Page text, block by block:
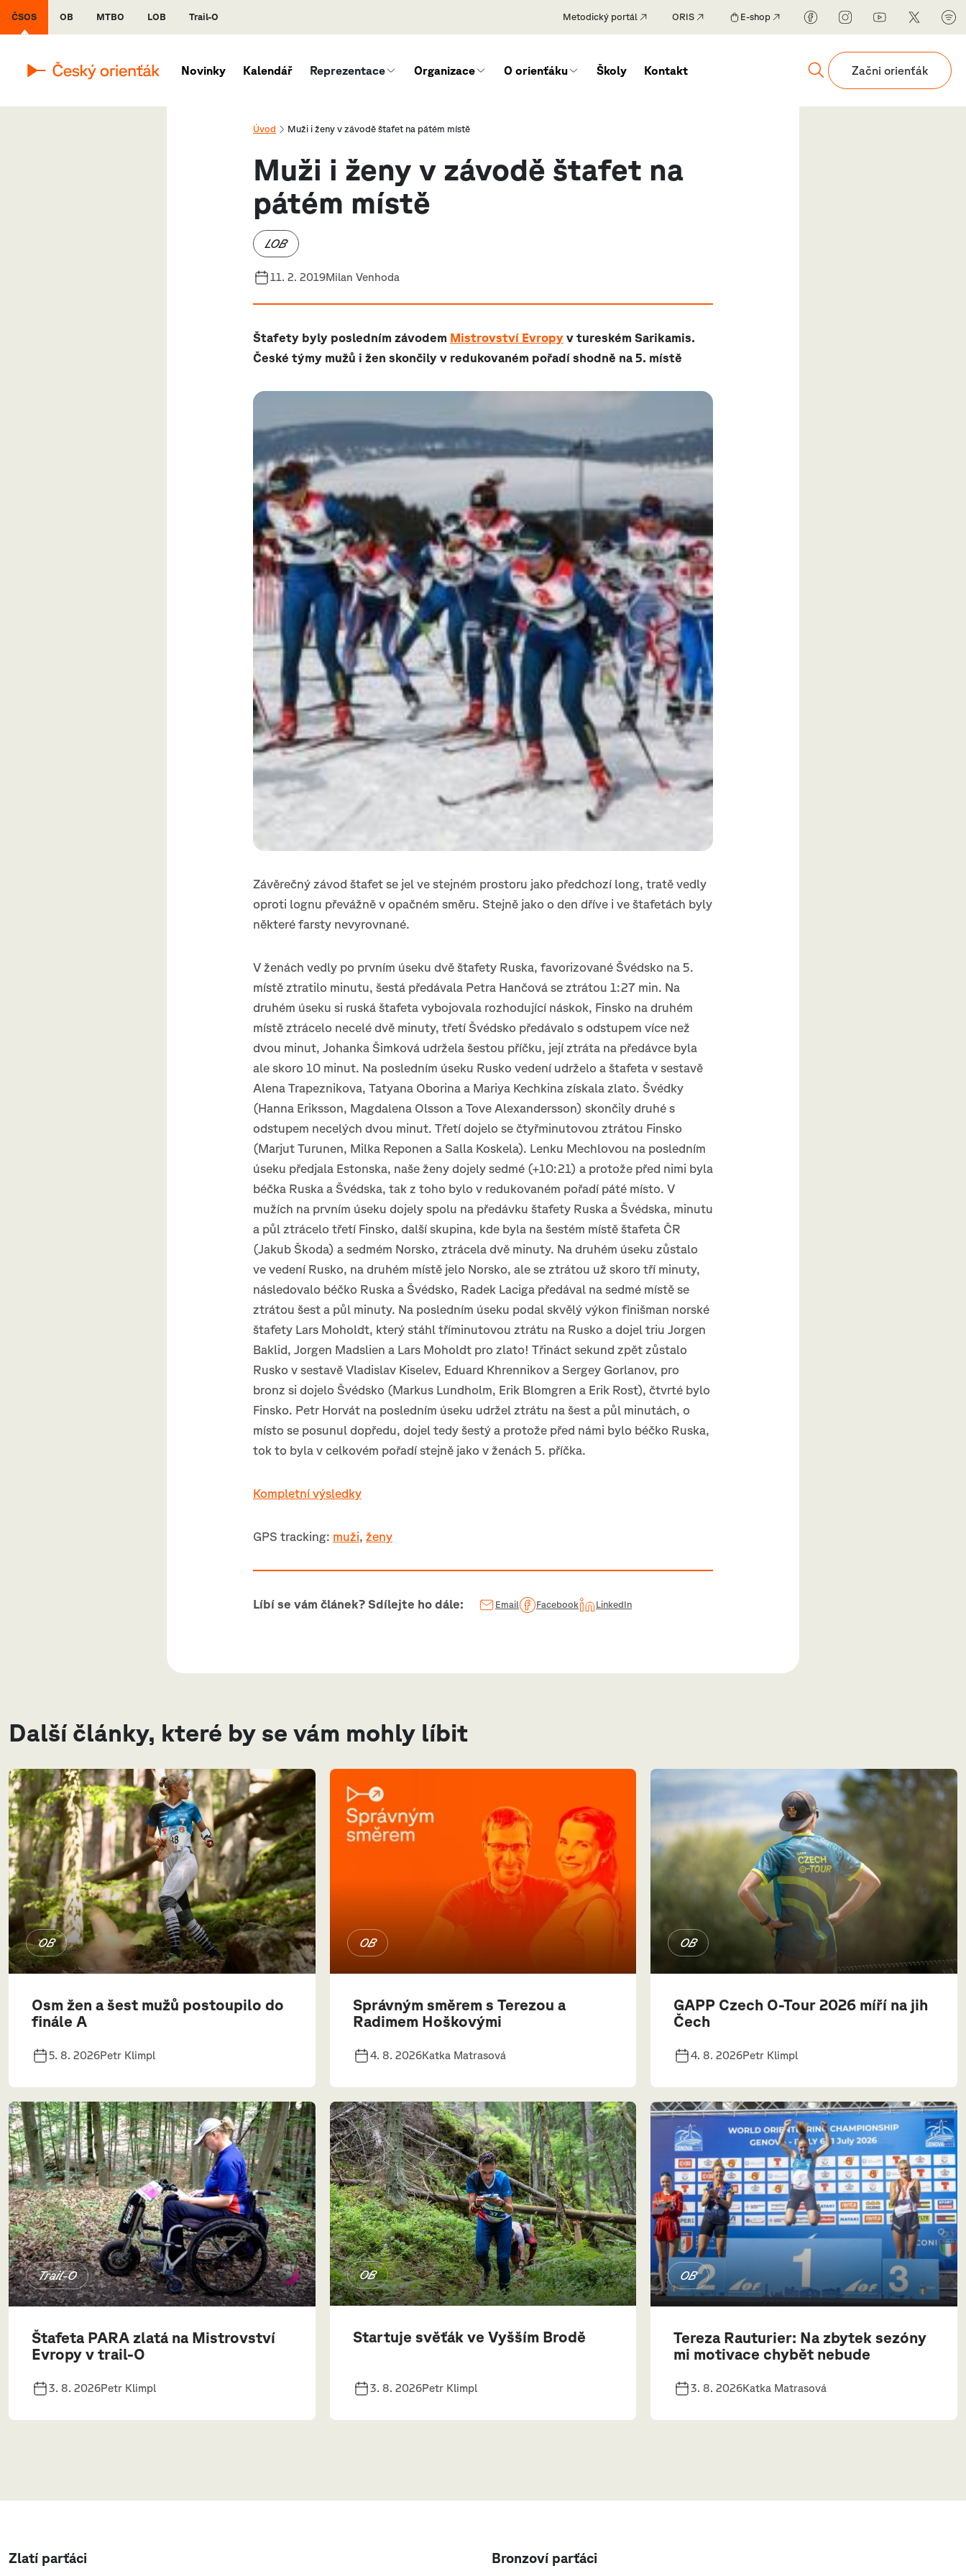
ČSOS OB MTBO LOB Trail-O Metodický portál ORIS E-shop
Novinky Kalendář Reprezentace Organizace O orienťáku Školy Kontakt Začni orienťák
Úvod Muži i ženy v závodě štafet na pátém místě
Muži i ženy v závodě štafet na
pátém místě
LOB
11. 2. 2019Milan Venhoda
Štafety byly posledním závodem Mistrovství Evropy v tureském Sarikamis.
České týmy mužů i žen skončily v redukovaném pořadí shodně na 5. místě
Závěrečný závod štafet se jel ve stejném prostoru jako předchozí long, tratě vedly
oproti lognu převážně v opačném směru. Stejně jako o den dříve i ve štafetách byly
některé farsty nevyrovnané.
V ženách vedly po prvním úseku dvě štafety Ruska, favorizované Švédsko na 5.
místě ztratilo minutu, šestá předávala Petra Hančová se ztrátou 1:27 min. Na
druhém úseku si ruská štafeta vybojovala rozhodující náskok, Finsko na druhém
místě ztrácelo necelé dvě minuty, třetí Švédsko předávalo s odstupem více než
dvou minut, Johanka Šimková udržela šestou příčku, její ztráta na předávce byla
ale skoro 10 minut. Na posledním úseku Rusko vedení udrželo a štafeta v sestavě
Alena Trapeznikova, Tatyana Oborina a Mariya Kechkina získala zlato. Švédky
(Hanna Eriksson, Magdalena Olsson a Tove Alexandersson) skončily druhé s
odstupem necelých dvou minut. Třetí dojelo se čtyřminutovou ztrátou Finsko
(Marjut Turunen, Milka Reponen a Salla Koskela). Lenku Mechlovou na posledním
úseku předjala Estonska, naše ženy dojely sedmé (+10:21) a protože před nimi byla
béčka Ruska a Švédska, tak z toho bylo v redukovaném pořadí páté místo. V
mužích na prvním úseku dojely spolu na předávku štafety Ruska a Švédska, minutu
a půl ztrácelo třetí Finsko, další skupina, kde byla na šestém místě štafeta ČR
(Jakub Škoda) a sedmém Norsko, ztrácela dvě minuty. Na druhém úseku zůstalo
ve vedení Rusko, na druhém místě jelo Norsko, ale se ztrátou už skoro tří minuty,
následovalo béčko Ruska a Švédsko, Radek Laciga předával na sedmé místě se
ztrátou šest a půl minuty. Na posledním úseku podal skvělý výkon finišman norské
štafety Lars Moholdt, který stáhl tříminutovou ztrátu na Rusko a dojel triu Jorgen
Baklid, Jorgen Madslien a Lars Moholdt pro zlato! Třináct sekund zpět zůstalo
Rusko v sestavě Vladislav Kiselev, Eduard Khrennikov a Sergey Gorlanov, pro
bronz si dojelo Švédsko (Markus Lundholm, Erik Blomgren a Erik Rost), čtvrté bylo
Finsko. Petr Horvát na posledním úseku udržel ztrátu na šest a půl minutách, o
místo se posunul dopředu, dojel tedy šestý a protože před námi bylo béčko Ruska,
tok to byla v celkovém pořadí stejně jako v ženách 5. příčka.
Kompletní výsledky
GPS tracking: muži, ženy
Líbí se vám článek? Sdílejte ho dále: Email Facebook LinkedIn
Další články, které by se vám mohly líbit
OB
Osm žen a šest mužů postoupilo do
finále A
5. 8. 2026Petr Klimpl
OB
Správným směrem s Terezou a
Radimem Hoškovými
4. 8. 2026Katka Matrasová
OB
GAPP Czech O-Tour 2026 míří na jih
Čech
4. 8. 2026Petr Klimpl
Trail-O
Štafeta PARA zlatá na Mistrovství
Evropy v trail-O
3. 8. 2026Petr Klimpl
OB
Startuje svěťák ve Vyšším Brodě
3. 8. 2026Petr Klimpl
OB
Tereza Rauturier: Na zbytek sezóny
mi motivace chybět nebude
3. 8. 2026Katka Matrasová
Zlatí parťáci Bronzoví parťáci